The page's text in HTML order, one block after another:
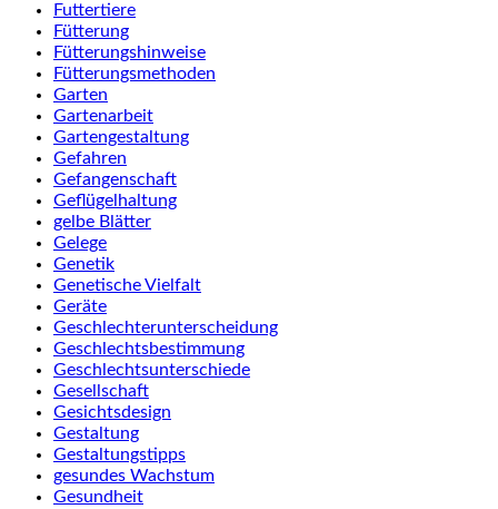
Futtertiere
Fütterung
Fütterungshinweise
Fütterungsmethoden
Garten
Gartenarbeit
Gartengestaltung
Gefahren
Gefangenschaft
Geflügelhaltung
gelbe Blätter
Gelege
Genetik
Genetische Vielfalt
Geräte
Geschlechterunterscheidung
Geschlechtsbestimmung
Geschlechtsunterschiede
Gesellschaft
Gesichtsdesign
Gestaltung
Gestaltungstipps
gesundes Wachstum
Gesundheit